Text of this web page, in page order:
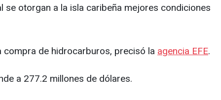
otorgan a la isla caribeña mejores condiciones
de hidrocarburos, precisó la agencia EFE.
a 277.2 millones de dólares.